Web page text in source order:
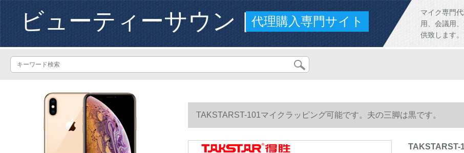
ビューティーサウンド代理購入専門サイト
マイク専門
用、会議用
供致します
TAKSTARST-101マイクラッピング可能です。夫の三脚は黒です。
TAKSTARST-